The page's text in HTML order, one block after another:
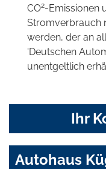
CO2-Emissionen
Stromverbrauch
werden, der an
'Deutschen
unentgeltlich
Ihr
Autohaus